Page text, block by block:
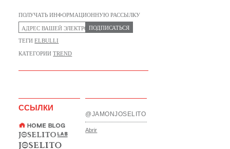
ПОЛУЧАТЬ ИНФОРМАЦИОННУЮ РАССЫЛКУ
ПОДПИСАТЬСЯ
ТЕГИELBULLI
КАТЕГОРИИTREND
ССЫЛКИ
@JAMONJOSELITO
Abrir